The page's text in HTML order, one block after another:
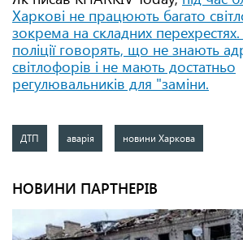
Харкові не працюють багато
зокрема на складних
поліції говорять, що не знають
світлофорів і не мають достатньо
регулювальників для "заміни.
ДТП аварія новини Харкова